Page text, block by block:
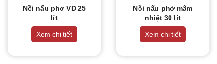
Nồi nấu phở VD 25
lít
Xem chi tiết
Nồi nấu phở mâm
nhiệt 30 lít
Xem chi tiết